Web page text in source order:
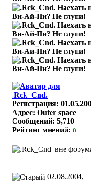
Регистрация:
Адрес: Outer space
Сообщений: 5,710
Рейтинг мнений: 0
02.08.2004,